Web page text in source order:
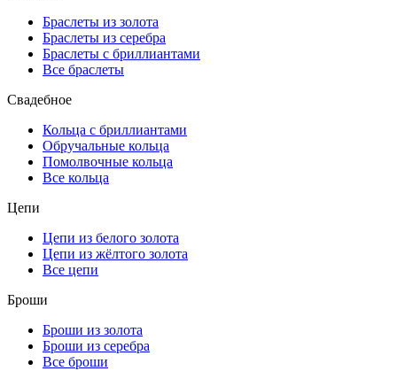
Браслеты из золота
Браслеты из серебра
Браслеты с бриллиантами
Все браслеты
Свадебное
Кольца с бриллиантами
Обручальные кольца
Помолвочные кольца
Все кольца
Цепи
Цепи из белого золота
Цепи из жёлтого золота
Все цепи
Броши
Броши из золота
Броши из серебра
Все броши